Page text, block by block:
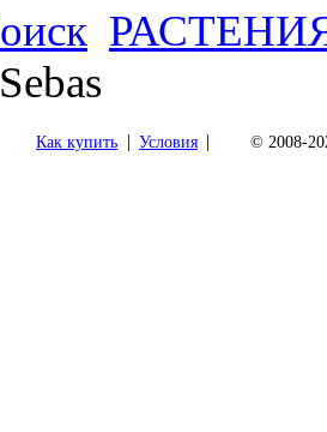
Sebas
Как купить | Условия | © 2008-